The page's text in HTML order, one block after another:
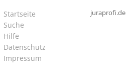
juraprofi.de
Startseite
Suche
Hilfe
Datenschutz
Impressum